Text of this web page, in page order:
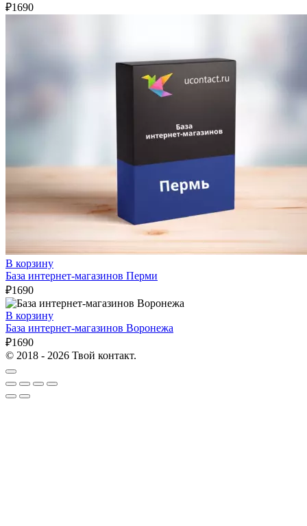
₽1690
В корзину
База интернет-магазинов Перми
₽1690
В корзину
База интернет-магазинов Воронежа
₽1690
© 2018 - 2026 Твой контакт.